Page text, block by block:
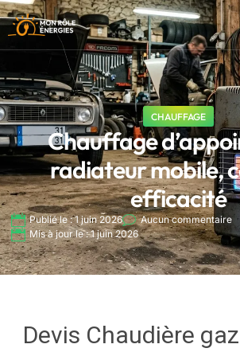
CHAUFFAGE
Chauffage
radiateur mobile,
efficacité
Publié le : 1 juin 2026
Aucun commentaire
Mis à jour le : 1 juin 2026
Devis Chaudière gaz